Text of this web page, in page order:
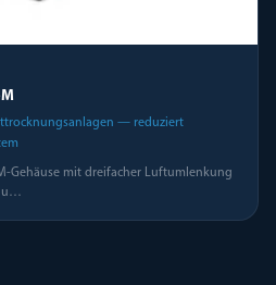
— reduziert
Gehäuse mit dreifacher Luftumlenkung
…